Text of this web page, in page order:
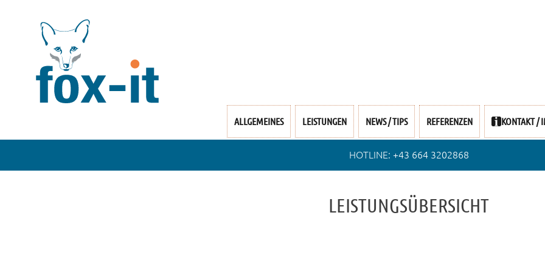
ALLGEMEINES LEISTUNGEN NEWS / TIPS REFERENZEN KONTAKT /
HOTLINE: +43 664 3202868
LEISTUNGSÜBERSICHT